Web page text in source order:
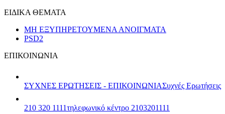
ΕΙΔΙΚΑ ΘΕΜΑΤΑ
ΜΗ ΕΞΥΠΗΡΕΤΟΥΜΕΝΑ ΑΝΟΙΓΜΑΤΑ
PSD2
ΕΠΙΚΟΙΝΩΝΙΑ
ΣΥΧΝΕΣ ΕΡΩΤΗΣΕΙΣ - ΕΠΙΚΟΙΝΩΝΙΑΣυχνές Ερωτήσεις
210 320 1111τηλεφωνικό κέντρο 2103201111